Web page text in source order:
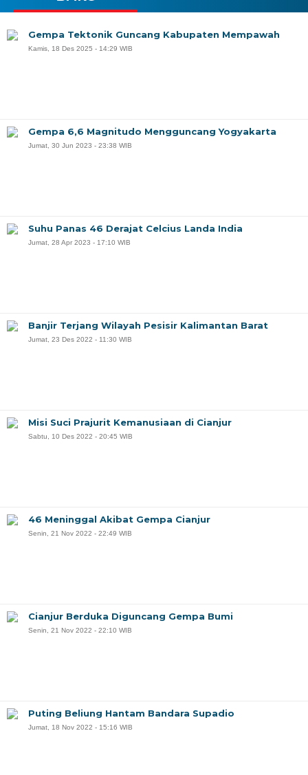
Gempa Tektonik Guncang Kabupaten Mempawah
Kamis, 18 Des 2025 - 14:29 WIB
Gempa 6,6 Magnitudo Mengguncang Yogyakarta
Jumat, 30 Jun 2023 - 23:38 WIB
Suhu Panas 46 Derajat Celcius Landa India
Jumat, 28 Apr 2023 - 17:10 WIB
Banjir Terjang Wilayah Pesisir Kalimantan Barat
Jumat, 23 Des 2022 - 11:30 WIB
Misi Suci Prajurit Kemanusiaan di Cianjur
Sabtu, 10 Des 2022 - 20:45 WIB
46 Meninggal Akibat Gempa Cianjur
Senin, 21 Nov 2022 - 22:49 WIB
Cianjur Berduka Diguncang Gempa Bumi
Senin, 21 Nov 2022 - 22:10 WIB
Puting Beliung Hantam Bandara Supadio
Jumat, 18 Nov 2022 - 15:16 WIB